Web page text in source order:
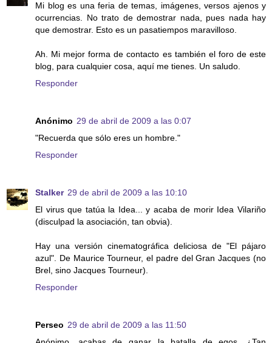
Mi blog es una feria de temas, imágenes, versos ajenos y
ocurrencias. No trato de demostrar nada, pues nada hay
que demostrar. Esto es un pasatiempos maravilloso.
Ah. Mi mejor forma de contacto es también el foro de este
blog, para cualquier cosa, aquí me tienes. Un saludo.
Responder
Anónimo 29 de abril de 2009 a las 0:07
"Recuerda que sólo eres un hombre."
Responder
Stalker 29 de abril de 2009 a las 10:10
El virus que tatúa la Idea... y acaba de morir Idea Vilariño
(disculpad la asociación, tan obvia).
Hay una versión cinematográfica deliciosa de "El pájaro
azul". De Maurice Tourneur, el padre del Gran Jacques (no
Brel, sino Jacques Tourneur).
Responder
Perseo 29 de abril de 2009 a las 11:50